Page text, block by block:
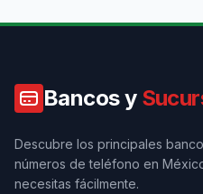
Bancos y
Descubre los principales
números de teléfono en
necesitas fácilmente.